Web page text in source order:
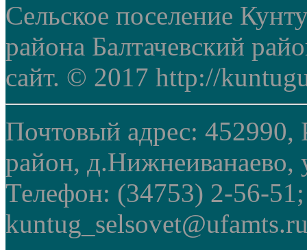
Сельское поселение
района Балтачевский
сайт. © 2017 http://
Почтовый адрес: 452990,
район, д.Нижнеиванаево,
Телефон: (34753) 2-56-